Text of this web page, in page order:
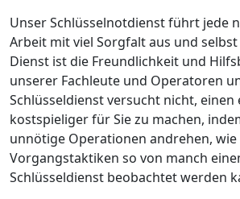
Unser Schlüsselnotdienst führt jede
Arbeit mit viel Sorgfalt aus und
Dienst ist die Freundlichkeit und
unserer Fachleute und Operatoren
Schlüsseldienst versucht nicht,
kostspieliger für Sie zu machen,
unnötige Operationen andrehen, wie
Vorgangstaktiken so von manch
Schlüsseldienst beobachtet werden